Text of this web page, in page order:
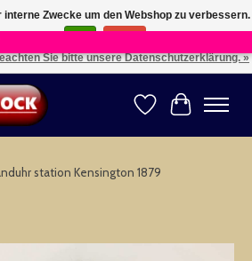
Reviews ×
ihre Sprache: DE -- Choose your language: EN ⇓ ⇒
Wunschzettel
Ihr
station Kensington 1879
Zwecke um den Webshop zu verbessern.
Ordnung?
Sie bitte unsere Datenschutzerklärung. »